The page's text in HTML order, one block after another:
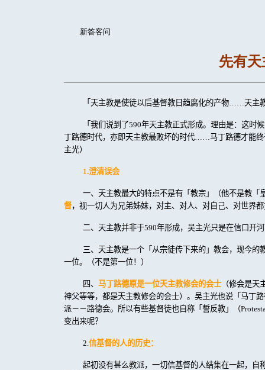
新答客问
先有
「天主教是使徒以后基督教日趋腐化的产物……天主
「我们说到了590年天主教正式形成。理由是：这时
丁路德时代，亦即天主教最败坏的时代……马丁路德才能
主光）
1.澄清误会
一、天主教最大的特点不是有「教宗」（他不是教
督，视一切人为兄弟姊妹，对主、对人、对自己、对世界
二、天主教并非于590年形成，吴主光只是在信口开
三、天主教是一个「从宗徒传下来的」教会，现今的
一位。（不是第一位！）
四、 马丁路德原是一位天主教修会的会士（修会是天
神父等等，都是天主教修会的会士）。吴主光也说「马丁
派－－路德会。所以有些基督徒也自称「誓反教」（
变出来呢？
2.信基督的人的历史：
起初没有甚么教派，一切信基督的人结集在一起，自